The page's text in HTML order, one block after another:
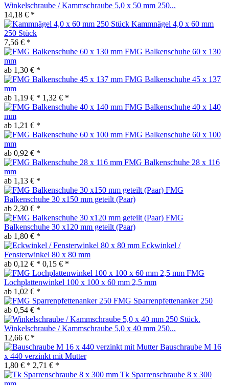
Winkelschraube / Kammschraube 5,0 x 50 mm 250...
14,18 € *
Kammnägel 4,0 x 60 mm
250 Stück
7,56 € *
FMG Balkenschuhe 60 x 130
mm
ab 1,30 € *
FMG Balkenschuhe 45 x 137
mm
ab 1,19 € * 1,32 € *
FMG Balkenschuhe 40 x 140
mm
ab 1,21 € *
FMG Balkenschuhe 60 x 100
mm
ab 0,92 € *
FMG Balkenschuhe 28 x 116
mm
ab 1,13 € *
FMG
Balkenschuhe 30 x150 mm geteilt (Paar)
ab 2,30 € *
FMG
Balkenschuhe 30 x120 mm geteilt (Paar)
ab 1,80 € *
Eckwinkel /
Fensterwinkel 80 x 80 mm
ab 0,12 € * 0,15 € *
FMG
Lochplattenwinkel 100 x 100 x 60 mm 2,5 mm
ab 1,02 € *
FMG Sparrenpfettenanker 250
ab 0,54 € *
Winkelschraube / Kammschraube 5,0 x 40 mm 250...
12,66 € *
Bauschraube M 16
x 440 verzinkt mit Mutter
1,80 € * 2,71 € *
Tk Sparrenschraube 8 x 300